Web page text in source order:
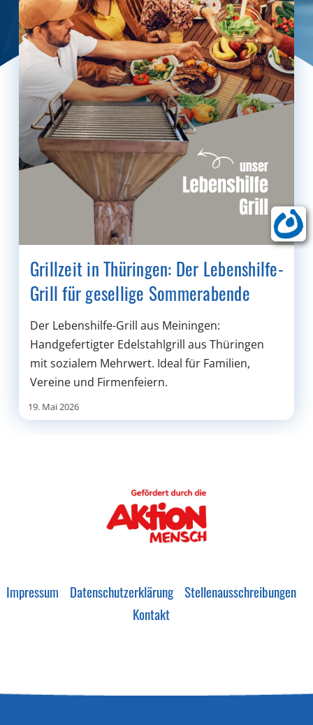
Grillzeit in Thüringen: Der Lebenshilfe-
Grill für gesellige Sommerabende
Der Lebenshilfe-Grill aus Meiningen:
Handgefertigter Edelstahlgrill aus Thüringen
mit sozialem Mehrwert. Ideal für Familien,
Vereine und Firmenfeiern.
19. Mai 2026
Impressum Datenschutzerklärung Stellenausschreibungen
Kontakt